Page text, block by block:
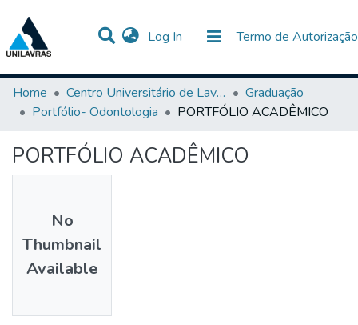
Log In (current) Termo de Autorização
Communities & Collections
Statistics
All of DSpace
Home
Centro Universitário de Lavras-UNILAVRAS
Graduação
Portfólio- Odontologia
PORTFÓLIO ACADÊMICO
PORTFÓLIO ACADÊMICO
No
Thumbnail
Available